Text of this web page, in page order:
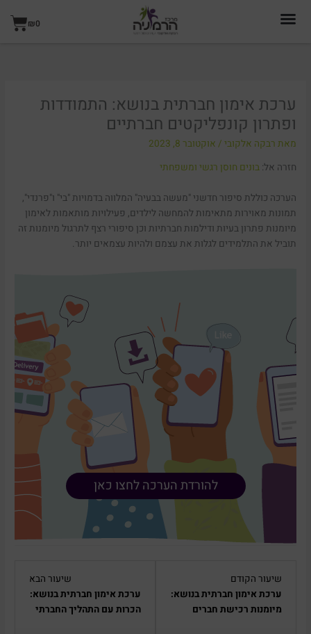
לתוכן
₪0
ערכת אימון חברתית בנושא: התמודדות
ופתרון קונפליקטים חברתיים
מאת רבקה אלקובי / אוקטובר 8, 2023
חזרה אל:בונים חוסן רגשי ומשפחתי
הערכה כוללת סיפור חדשני "מעשה בבעיה" המלווה בדמויות "בי" ו"פרנדי",
תמונות מאוירות מתאימות להמחשה לילדים, פעילויות מותאמות לאימון
מיומנות פתרון בעיות ודילמות חברתיות וכן סיפורי רצף לתרגול מיומנות זה
תוביל את התלמידים לגלות את עצמם ולהיות עצמאים יותר.
להורדת הערכה לחצו כאן
שיעור הקודם
ערכת אימון חברתית בנושא:
מיומנות רכישת חברים
שיעור הבא
ערכת אימון חברתית בנושא:
הכרות עם התהליך החברתי
9
within